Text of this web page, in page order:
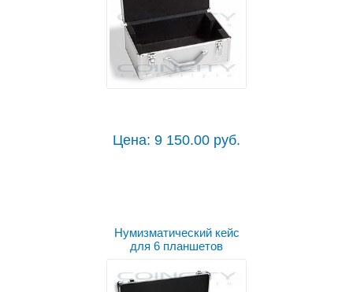
Цена: 9 150.00 руб.
Нумизматический кейс
для 6 планшетов